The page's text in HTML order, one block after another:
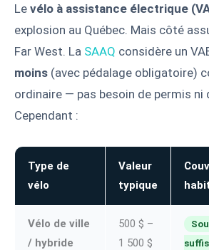
Le vélo à assistance électrique
explosion au Québec. Mais côté
Far West. La SAAQ considère un
moins (avec pédalage obligatoire)
ordinaire — pas besoin de permis ni
Cependant :
Type de
vélo
Valeur
typique
Vélo de ville
/ hybride
500 $ –
1 500 $